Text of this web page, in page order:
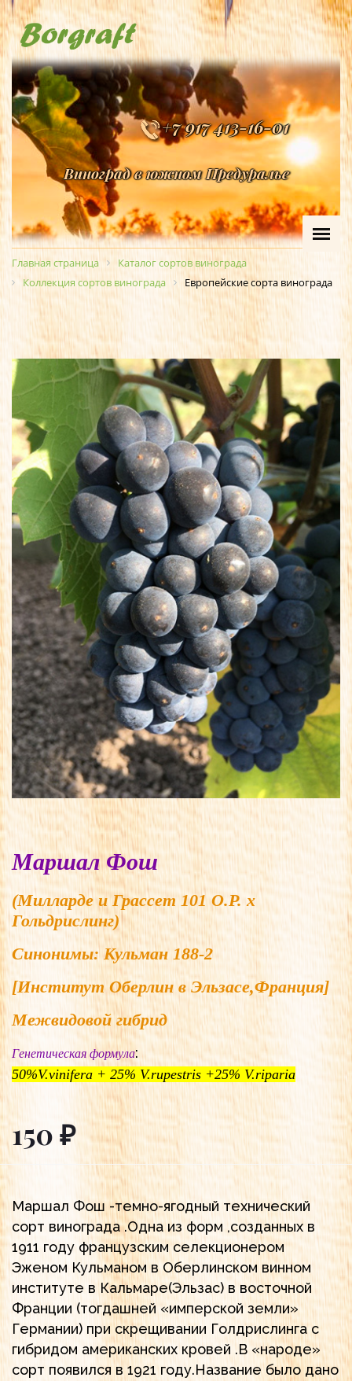
+7 917 413-16-01
Виноград в южном Предуралье
Главная страница
Каталог сортов винограда
Коллекция сортов винограда
Европейские сорта винограда
Маршал Фош
(Милларде и Грассет 101 О.Р. x
Гольдрислинг)
Синонимы:Кульман 188-2
[Институт Оберлин в Эльзасе,Франция]
Межвидовой гибрид
Генетическая формула:
50%V.vinifera + 25% V.rupestris +25% V.riparia
150 ₽
Маршал Фош -темно-ягодный технический
сорт винограда .Одна из форм ,созданных в
1911 году французским селекционером
Эженом Кульманом в Оберлинском винном
институте в Кальмаре(Эльзас) в восточной
Франции (тогдашней «имперской земли»
Германии) при скрещивании Голдрислинга с
гибридом американских кровей .В «народе»
сорт появился в 1921 году.Название было дано